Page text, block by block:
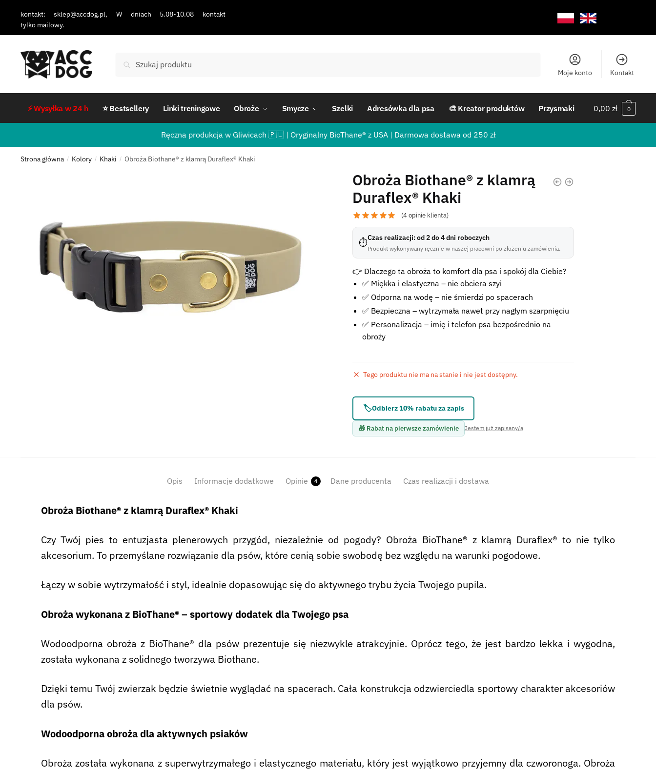
kontakt: sklep@accdog.pl, W dniach 5.08-10.08 kontakt
tylko mailowy.
Szukaj
Moje konto Kontakt
⚡ Wysyłka w 24 h ⭐ Bestsellery Linki treningowe Obroże Smycze Szelki Adresówka dla psa 🎨 Kreator produktów Przysmaki 0,00zł 0
Ręczna produkcja w Gliwicach 🇵🇱 | Oryginalny BioThane® z USA | Darmowa dostawa od 250 zł
Strona główna / Kolory / Khaki / Obroża Biothane® z klamrą Duraflex® Khaki
Obroża Biothane® z klamrą
Duraflex® Khaki
(4opinie klienta)
⏱Czas realizacji: od 2 do 4 dni roboczych
Produkt wykonywany ręcznie w naszej pracowni po złożeniu zamówienia.
👉 Dlaczego ta obroża to komfort dla psa i spokój dla Ciebie?
✅ Miękka i elastyczna – nie obciera szyi
✅ Odporna na wodę – nie śmierdzi po spacerach
✅ Bezpieczna – wytrzymała nawet przy nagłym szarpnięciu
✅ Personalizacja – imię i telefon psa bezpośrednio na
obroży
Tego produktu nie ma na stanie i nie jest dostępny.
🏷️Odbierz 10% rabatu za zapis
🎁 Rabat na pierwsze zamówienie Jestem już zapisany/a
Opis Informacje dodatkowe Opinie 4 Dane producenta Czas realizacji i dostawa
Obroża Biothane® z klamrą Duraflex® Khaki
Czy Twój pies to entuzjasta plenerowych przygód, niezależnie od pogody? Obroża BioThane® z klamrą Duraflex® to nie tylko
akcesorium. To przemyślane rozwiązanie dla psów, które cenią sobie swobodę bez względu na warunki pogodowe.
Łączy w sobie wytrzymałość i styl, idealnie dopasowując się do aktywnego trybu życia Twojego pupila.
Obroża wykonana z BioThane® – sportowy dodatek dla Twojego psa
Wodoodporna obroża z BioThane® dla psów prezentuje się niezwykle atrakcyjnie. Oprócz tego, że jest bardzo lekka i wygodna,
została wykonana z solidnego tworzywa Biothane.
Dzięki temu Twój zwierzak będzie świetnie wyglądać na spacerach. Cała konstrukcja odzwierciedla sportowy charakter akcesoriów
dla psów.
Wodoodporna obroża dla aktywnych psiaków
Obroża została wykonana z superwytrzymałego i elastycznego materiału, który jest wyjątkowo przyjemny dla czworonoga. Obroża